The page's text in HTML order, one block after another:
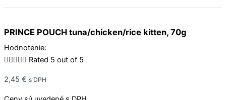
PRINCE POUCH tuna/chicken/rice kitten, 70g
Hodnotenie:
 Rated 5 out of 5
2,45 € s DPH